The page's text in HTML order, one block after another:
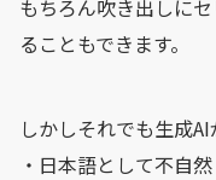
もちろん吹き出しに
ることもできます。
しかしそれでも生成
・日本語として不自然